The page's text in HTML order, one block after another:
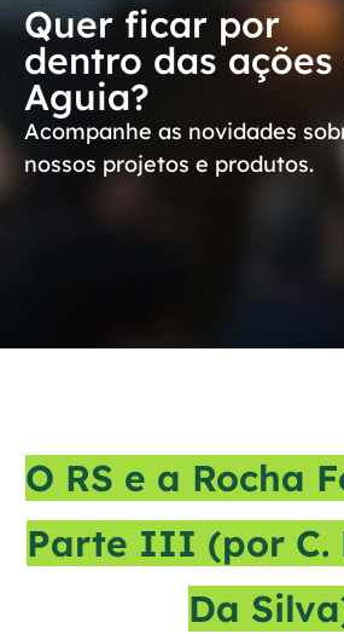
Quer ficar por
dentro das ações
Aguia?
Acompanhe as novidades
nossos projetos e produtos.
O RS e a Rocha
Parte III (por C.
Da